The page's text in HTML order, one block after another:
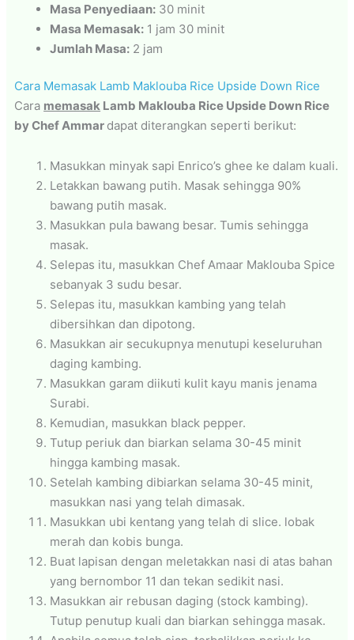
Masa Penyediaan: 30 minit
Masa Memasak: 1 jam 30 minit
Jumlah Masa: 2 jam
Cara Memasak Lamb Maklouba Rice Upside Down Rice
Cara memasak Lamb Maklouba Rice Upside Down Rice
by Chef Ammar dapat diterangkan seperti berikut:
Masukkan minyak sapi Enrico’s ghee ke dalam kuali.
Letakkan bawang putih. Masak sehingga 90%
bawang putih masak.
Masukkan pula bawang besar. Tumis sehingga
masak.
Selepas itu, masukkan Chef Amaar Maklouba Spice
sebanyak 3 sudu besar.
Selepas itu, masukkan kambing yang telah
dibersihkan dan dipotong.
Masukkan air secukupnya menutupi keseluruhan
daging kambing.
Masukkan garam diikuti kulit kayu manis jenama
Surabi.
Kemudian, masukkan black pepper.
Tutup periuk dan biarkan selama 30-45 minit
hingga kambing masak.
Setelah kambing dibiarkan selama 30-45 minit,
masukkan nasi yang telah dimasak.
Masukkan ubi kentang yang telah di slice. lobak
merah dan kobis bunga.
Buat lapisan dengan meletakkan nasi di atas bahan
yang bernombor 11 dan tekan sedikit nasi.
Masukkan air rebusan daging (stock kambing).
Tutup penutup kuali dan biarkan sehingga masak.